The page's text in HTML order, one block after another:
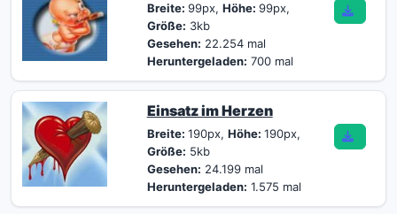
Breite: 99px, Höhe: 99px,
Größe: 3kb
Gesehen: 22.254 mal
Heruntergeladen: 700 mal
Einsatz im Herzen
Breite: 190px, Höhe: 190px,
Größe: 5kb
Gesehen: 24.199 mal
Heruntergeladen: 1.575 mal